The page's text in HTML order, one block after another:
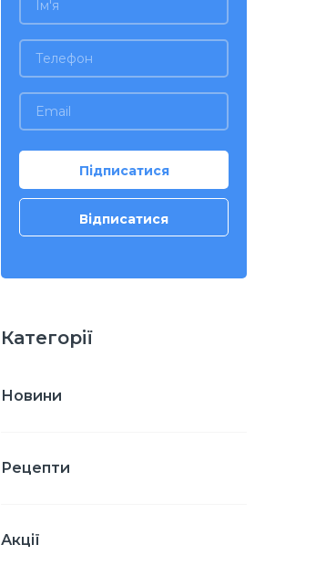
Категорії
Новини
Рецепти
Акції